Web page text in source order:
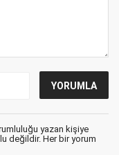
yazan kişiye
değildir. Her bir yorum